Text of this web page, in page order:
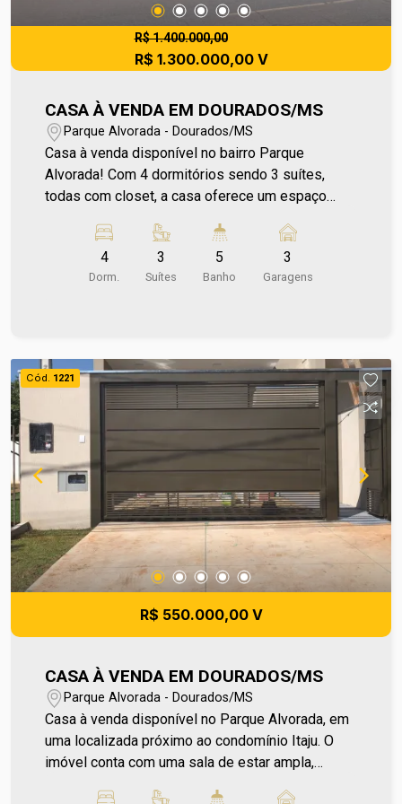
R$ 1.400.000,00
R$ 1.300.000,00 V
CASA À VENDA EM DOURADOS/MS
Parque Alvorada - Dourados/MS
Casa à venda disponível no bairro Parque
Alvorada! Com 4 dormitórios sendo 3 suítes,
todas com closet, a casa oferece um espaço
localizada no piso superior, conta com uma
banheira e escritório com sacada, proporcionando
um ambiente perfeito para relaxar e trabalhar. A
dos ambientes. A casa também conta com
energia solar e poço artesiano, trazendo mais
economia e sustentabilidade para o seu dia a dia.
Na área externa, você encontra uma varanda
gourmet com churrasqueira, além de uma piscina
e um banheiro externo, completando esse
ambiente incrível. Para mais informações entre
em contato e agende sua visita no número (67)
2108-2121 ou fale diretamente com nosso
Plantão de Vendas pelo número 67 99255-6175.
Corretora Eni Ref Praedium - CA0047
4
Dorm.
3
Suítes
5
Banho
3
Garagens
Cód. 1221
R$ 550.000,00 V
CASA À VENDA EM DOURADOS/MS
Parque Alvorada - Dourados/MS
Casa à venda disponível no Parque Alvorada, em
uma localizada próximo ao condomínio Itaju. O
imóvel conta com uma sala de estar ampla,